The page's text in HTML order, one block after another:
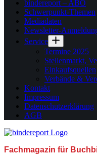
bindereport – ABO
Schwerpunkt-Themen
Mediadaten
Newsletter-
Service
Termine 2025
Stellenmarkt,
Einkaufsquellen
Verbände &
Kontakt
Impressum
Datenschutzerklärung
AGB
Fachmagazin für